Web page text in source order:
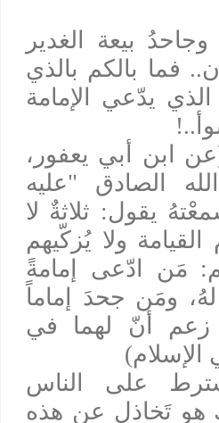
بيعة الغدير
فما بالكم بالذي
يدّعي الإمامة
(2): (عن ابن أبي يعفور،
الصادق "عليه
يقول: ثلاثةٌ لا
ولا يُزكّيهم
مَن ادّعى إمامةً
ومَن جحدَ إماماً
أنّ لهما في
الإسلام)
على الناس
هو تَخاذل عن هذه